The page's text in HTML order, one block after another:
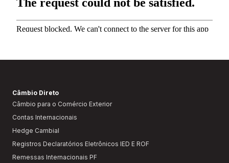
Câmbio Direto
Câmbio para o Comércio Exterior
Contas Internacionais
Hedge Cambial
Registros Declaratórios Eletrônicos IED E ROF
Remessas Internacionais PF